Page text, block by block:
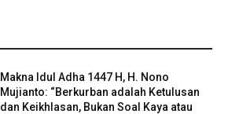
Makna Idul Adha 1447 H, H. Nono
Mujianto: “Berkurban adalah Ketulusan
dan Keikhlasan, Bukan Soal Kaya atau